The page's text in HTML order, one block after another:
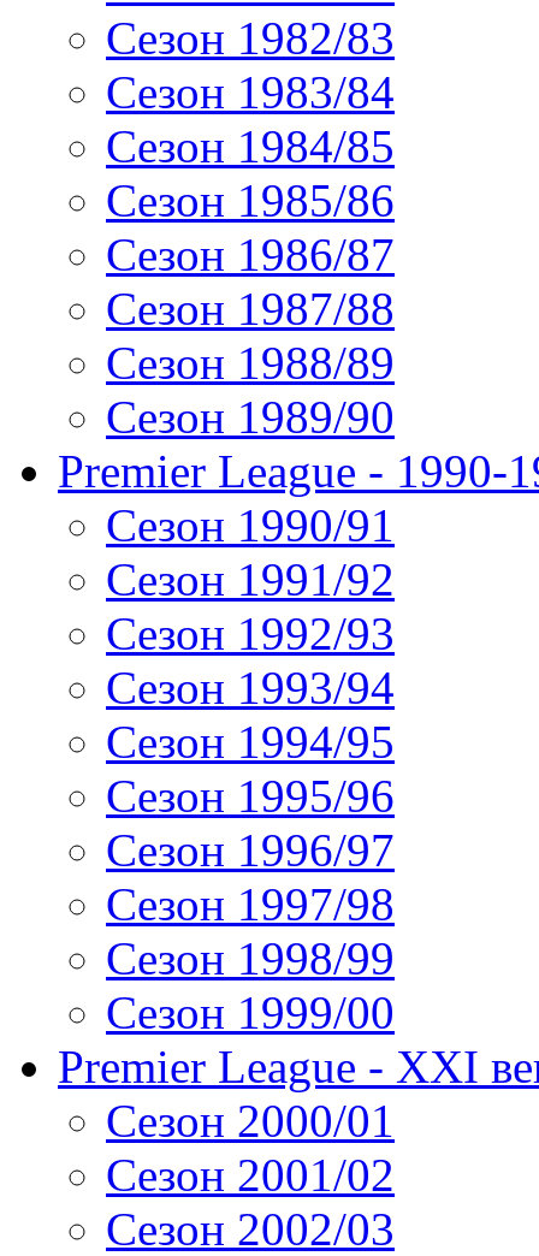
Сезон 1982/83
Сезон 1983/84
Сезон 1984/85
Сезон 1985/86
Сезон 1986/87
Сезон 1987/88
Сезон 1988/89
Сезон 1989/90
Premier League - 1990-
Сезон 1990/91
Сезон 1991/92
Сезон 1992/93
Сезон 1993/94
Сезон 1994/95
Сезон 1995/96
Сезон 1996/97
Сезон 1997/98
Сезон 1998/99
Сезон 1999/00
Premier League - XXI
Сезон 2000/01
Сезон 2001/02
Сезон 2002/03